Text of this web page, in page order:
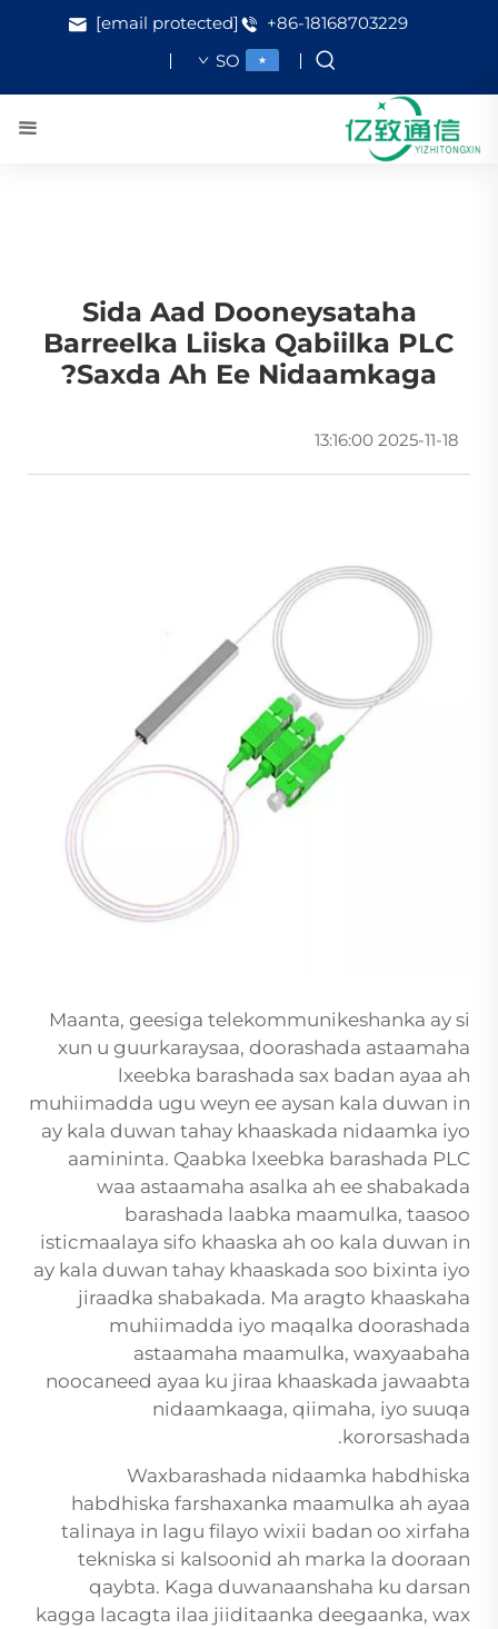
+86-18168703229
[email protected]
SO
Sida Aad Dooneysataha
Barreelka Liiska Qabiilka PLC
Saxda Ah Ee Nidaamkaga?
2025-11-18 13:16:00
Maanta, geesiga telekommunikeshanka ay si
xun u guurkaraysaa, doorashada astaamaha
lxeebka barashada sax badan ayaa ah
muhiimadda ugu weyn ee aysan kala duwan in
ay kala duwan tahay khaaskada nidaamka iyo
aamininta. Qaabka lxeebka barashada PLC
waa astaamaha asalka ah ee shabakada
barashada laabka maamulka, taasoo
isticmaalaya sifo khaaska ah oo kala duwan in
ay kala duwan tahay khaaskada soo bixinta iyo
jiraadka shabakada. Ma aragto khaaskaha
muhiimadda iyo maqalka doorashada
astaamaha maamulka, waxyaabaha
noocaneed ayaa ku jiraa khaaskada jawaabta
nidaamkaaga, qiimaha, iyo suuqa
kororsashada.
Waxbarashada nidaamka habdhiska
habdhiska farshaxanka maamulka ah ayaa
talinaya in lagu filayo wixii badan oo xirfaha
tekniska si kalsoonid ah marka la dooraan
qaybta. Kaga duwanaanshaha ku darsan
kagga lacagta ilaa jiiditaanka deegaanka, wax